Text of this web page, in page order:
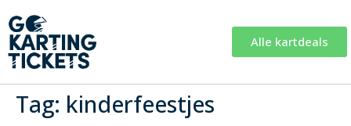
Alle kartdeals
Tag: kinderfeestjes